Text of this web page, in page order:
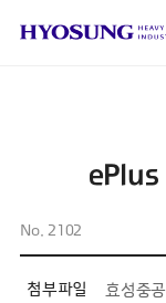
ePlus
No. 2102
첨부파일
효성중